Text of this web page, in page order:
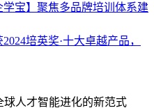
宝】聚焦多品牌培训体系建
培英奖·十大卓越产品，
人才智能进化的新范式